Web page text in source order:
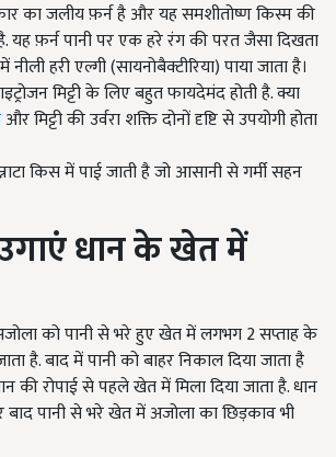
का जलीय फ़र्न है और यह समशीतोष्ण किस्म की
यह फ़र्न पानी पर एक हरे रंग की परत जैसा दिखता
हरी एल्गी (सायनोबैक्टीरिया) पाया जाता है।
मिट्टी के लिए बहुत फायदेमंद होती है. क्या
और मिट्टी की उर्वरा शक्ति दोनों दृष्टि से उपयोगी होता
किस में पाई जाती है जो आसानी से गर्मी सहन
धान के खेत में
को पानी से भरे हुए खेत में लगभग 2 सप्ताह के
है. बाद में पानी को बाहर निकाल दिया जाता है
की रोपाई से पहले खेत में मिला दिया जाता है. धान
बाद पानी से भरे खेत में अजोला का छिड़काव भी